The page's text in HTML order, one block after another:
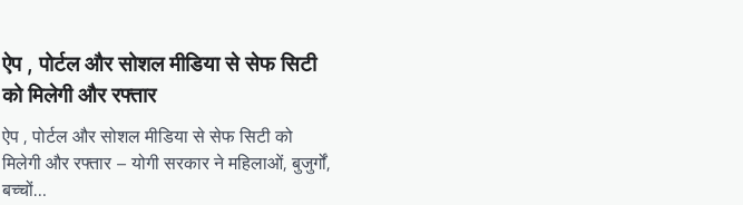
ऐप , पोर्टल और सोशल मीडिया से सेफ सिटी
को मिलेगी और रफ्तार
ऐप , पोर्टल और सोशल मीडिया से सेफ सिटी को
मिलेगी और रफ्तार – योगी सरकार ने महिलाओं, बुजुर्गों,
बच्चों…